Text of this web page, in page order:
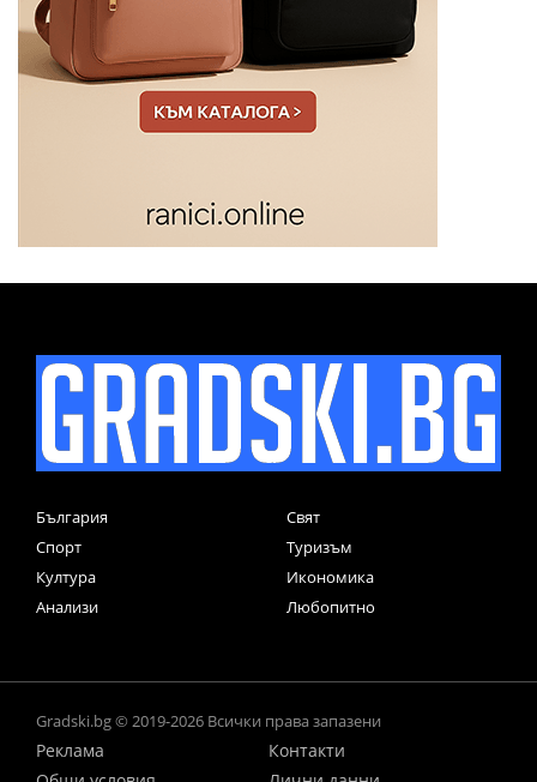
България
Свят
Спорт
Туризъм
Култура
Икономика
Анализи
Любопитно
Gradski.bg © 2019-2026 Всички права запазени
Реклама
Контакти